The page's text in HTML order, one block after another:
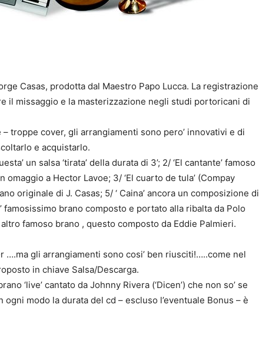
Casas, prodotta dal Maestro Papo Lucca. La registrazione
il missaggio e la masterizzazione negli studi portoricani di
– troppe cover, gli arrangiamenti sono pero’ innovativi e di
e acquistarlo.
un salsa ‘tirata’ della durata di 3’; 2/ ‘El cantante’ famoso
omaggio a Hector Lavoe; 3/ ‘El cuarto de tula’ (Compay
originale di J. Casas; 5/ ‘ Caina’ ancora un composizione di
famosissimo brano composto e portato alla ribalta da Polo
altro famoso brano , questo composto da Eddie Palmieri.
….ma gli arrangiamenti sono cosi’ ben riusciti!…..come nel
in chiave Salsa/Descarga.
‘live’ cantato da Johnny Rivera (‘Dicen’) che non so’ se
ogni modo la durata del cd – escluso l’eventuale Bonus – è